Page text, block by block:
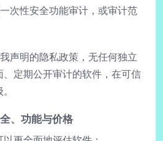
次性安全功能审计，或审计范
声明的隐私政策，无任何独立
定期公开审计的软件，在可信
、功能与价格